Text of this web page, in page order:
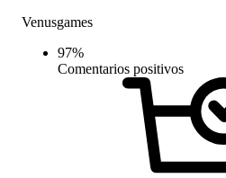
Venusgames
97%
Comentarios positivos